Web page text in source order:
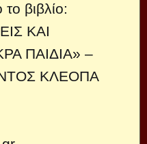
βιβλίο:
ΚΑΙ
ΠΑΙΔΙΑ» –
ΚΛΕΟΠΑ